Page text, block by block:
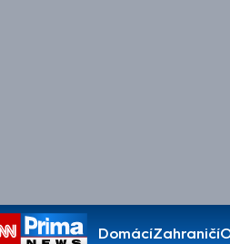
DomácíZahraničí